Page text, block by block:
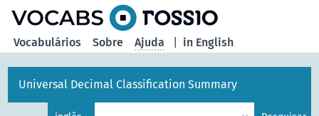
in English
Vocabulários Sobre Ajuda
Universal Decimal Classification Summary